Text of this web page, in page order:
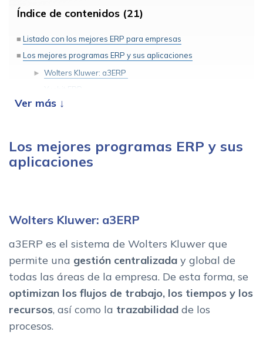
Índice de contenidos (21)
Listado con los mejores ERP para empresas
Los mejores programas ERP y sus aplicaciones
Wolters Kluwer: a3ERP
Efficens ERP
Velneo ERP
El tamano de la empresa
El tipo de sector
Aplicaciones y modulos que necesitamos
Escalabilidad y flexibilidad
Facilidad de uso e integracion
Presupuesto disponible
Que es un software ERP: planificacion de recursos
Los mejores programas ERP y sus
aplicaciones
Wolters Kluwer: a3ERP
a3ERP es el sistema de Wolters Kluwer que
permite una gestión centralizada y global de
todas las áreas de la empresa. De esta forma, se
optimizan los flujos de trabajo, los tiempos y los
recursos, así como la trazabilidad de los
procesos.